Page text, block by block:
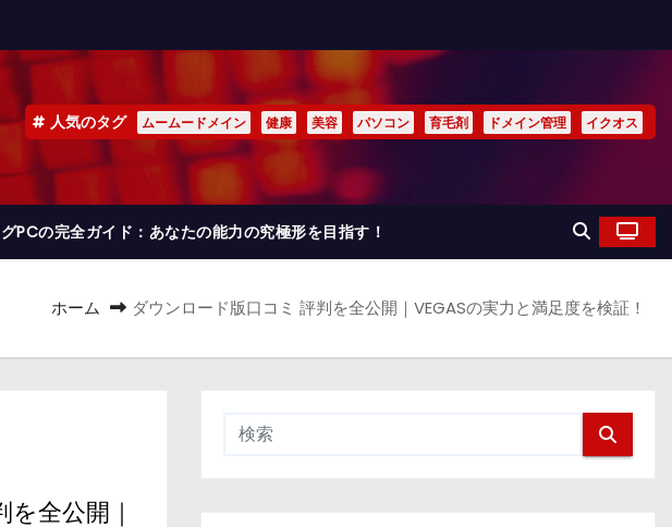
人気のタグ ムームードメイン 健康 美容 パソコン 育毛剤 ドメイン管理 イクオス
PCの完全ガイド：あなたの能力の究極形を目指す！
ホーム ダウンロード版口コミ 評判を全公開｜VEGASの実力と満足度を検証！
全公開｜